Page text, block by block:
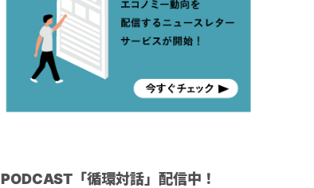
PODCAST「循環対話」配信中！